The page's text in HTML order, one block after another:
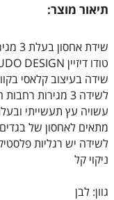
תיאור מוצר:
טודו דיזיין TUDO DESIGN
שידה בעיצוב קלאסי
לשידה 3 מגירות רחבות הנעות על מסילות מתכת טלסקופיות
עשויה עץ תעשייתי
מתאים לאחסון של
לשידה יש רגליות
ניקוי קל
גוון: לבן